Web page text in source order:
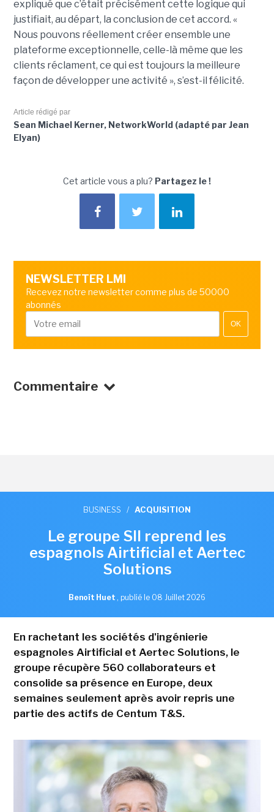
expliqué que c’était précisément cette logique qui
justifiait, au départ, la conclusion de cet accord. «
Nous pouvons réellement créer ensemble une
plateforme exceptionnelle, celle-là même que les
clients réclament, ce qui est toujours la meilleure
façon de développer une activité », s’est-il félicité.
Article rédigé par
Sean Michael Kerner, NetworkWorld (adapté par Jean
Elyan)
Cet article vous a plu? Partagez le !
NEWSLETTER LMI
Recevez notre newsletter comme plus de 50000
abonnés
OK
Commentaire
BUSINESS / ACQUISITION
Le groupe SII reprend les
espagnols Airtificial et Aertec
Solutions
Benoît Huet , publié le 08 Juillet 2026
En rachetant les sociétés d'ingénierie
espagnoles Airtificial et Aertec Solutions, le
groupe récupère 560 collaborateurs et
consolide sa présence en Europe, deux
semaines seulement après avoir repris une
partie des actifs de Centum T&S.